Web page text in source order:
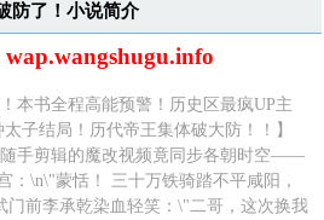
防了！小说简介
本书全程高能预警！历史区最疯UP主
子结局！历代帝王集体破大防！！】
手剪辑的魔改视频竟同步各朝时空——
：\n\"蒙恬！ 三十万铁骑踏不平咸阳，
门前李承乾染血轻笑：\"二哥，这次换我